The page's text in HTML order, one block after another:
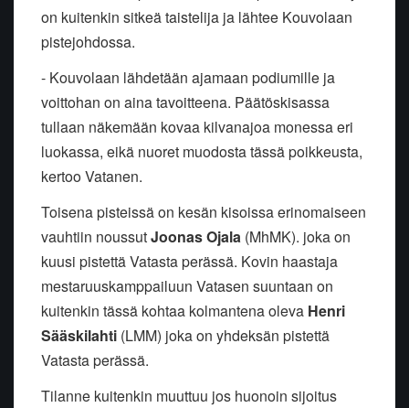
on kuitenkin sitkeä taistelija ja lähtee Kouvolaan
pistejohdossa.
- Kouvolaan lähdetään ajamaan podiumille ja
voittohan on aina tavoitteena. Päätöskisassa
tullaan näkemään kovaa kilvanajoa monessa eri
luokassa, eikä nuoret muodosta tässä poikkeusta,
kertoo Vatanen.
Toisena pisteissä on kesän kisoissa erinomaiseen
vauhtiin noussutJoonas Ojala (MhMK). joka on
kuusi pistettä Vatasta perässä. Kovin haastaja
mestaruuskamppailuun Vatasen suuntaan on
kuitenkin tässä kohtaa kolmantena oleva Henri
Sääskilahti (LMM) joka on yhdeksän pistettä
Vatasta perässä.
Tilanne kuitenkin muuttuu jos huonoin sijoitus